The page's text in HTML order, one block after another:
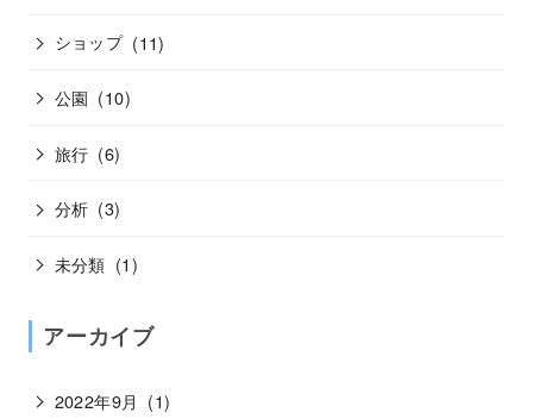
ショップ (11)
公園 (10)
旅行 (6)
分析 (3)
未分類 (1)
アーカイブ
2022年9月 (1)